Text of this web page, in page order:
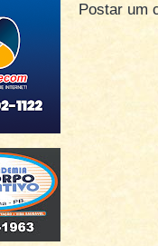
Postar um